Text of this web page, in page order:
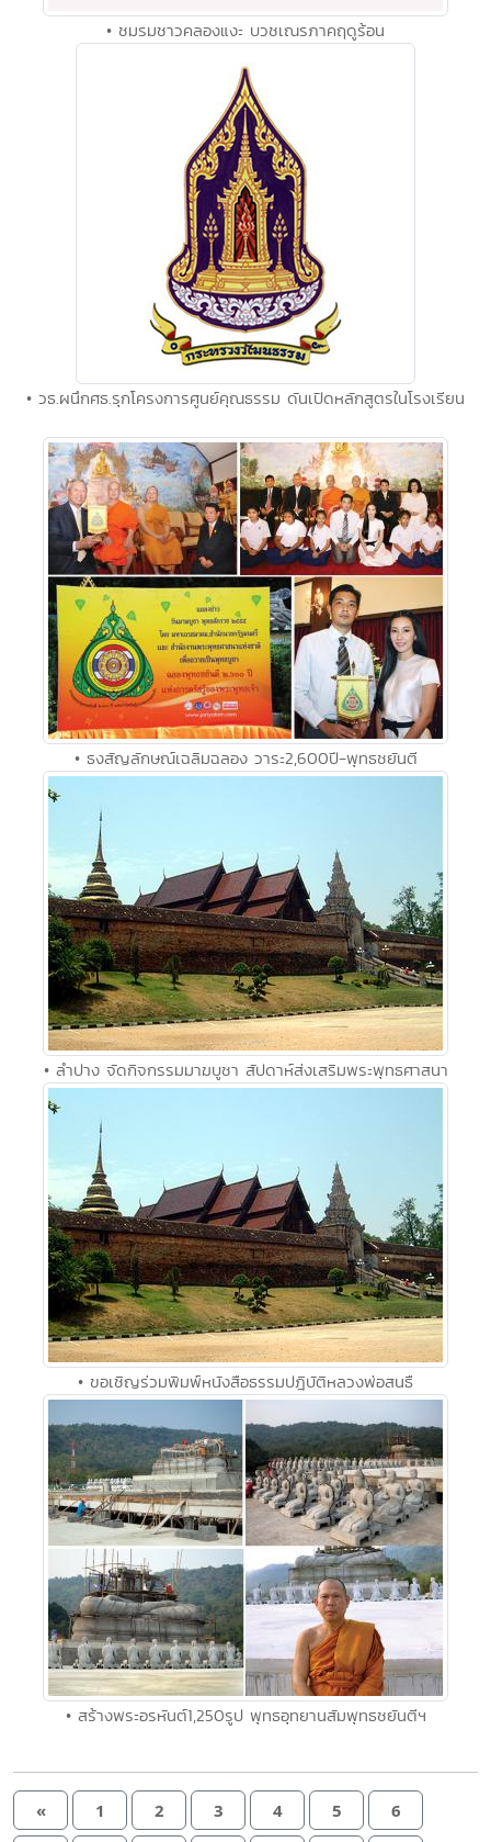
• ชมรมชาวคลองแงะ บวชเณรภาคฤดูร้อน
• วธ.ผนึกศธ.รุกโครงการศูนย์คุณธรรม ดันเปิดหลักสูตรในโรงเรียน
• ธงสัญลักษณ์เฉลิมฉลอง วาระ2,600ปี-พุทธชยันตี
• ลำปาง จัดกิจกรรมมาฆบูชา สัปดาห์ส่งเสริมพระพุทธศาสนา
• ขอเชิญร่วมพิมพ์หนังสือธรรมปฎิบัติหลวงพ่อสนธื
• สร้างพระอรหันต์1,250รูป พุทธอุทยานสัมพุทธชยันตีฯ
« 1 2 3 4 5 6